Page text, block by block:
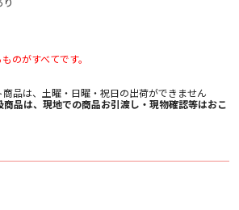
のがすべてです。
品は、土曜・日曜・祝日の出荷ができません
品は、現地での商品お引渡し・現物確認等はおこ